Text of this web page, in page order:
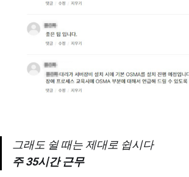
그래도 쉴 때는 제대로 쉽시다
주 35시간 근무